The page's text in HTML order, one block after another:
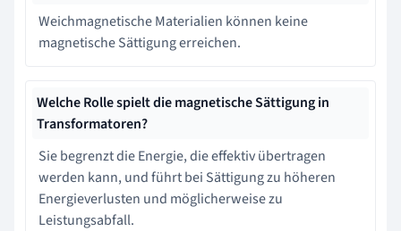
Weichmagnetische Materialien können keine
magnetische Sättigung erreichen.
Welche Rolle spielt die magnetische Sättigung in
Transformatoren?
Sie begrenzt die Energie, die effektiv übertragen
werden kann, und führt bei Sättigung zu höheren
Energieverlusten und möglicherweise zu
Leistungsabfall.